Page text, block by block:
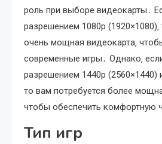
роль при выборе видеокарты․
разрешением 1080p
очень мощная видеокарта‚
современные игры․ Однако‚
разрешением 1440p (2560×1440)
то вам потребуется более
чтобы обеспечить комфортную
Тип игр